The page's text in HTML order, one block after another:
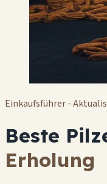
Einkaufsführer -
Beste
Erholung